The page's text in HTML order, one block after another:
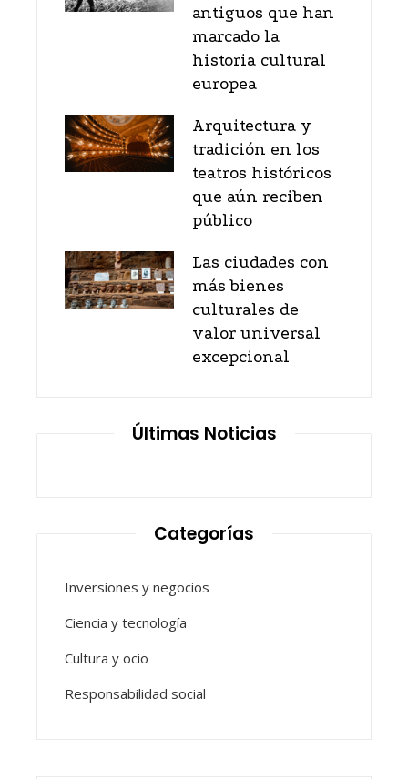
antiguos que han
marcado la
historia cultural
europea
Arquitectura y
tradición en los
teatros históricos
que aún reciben
público
Las ciudades con
más bienes
culturales de
valor universal
excepcional
Últimas Noticias
Categorías
Inversiones y negocios
Ciencia y tecnología
Cultura y ocio
Responsabilidad social